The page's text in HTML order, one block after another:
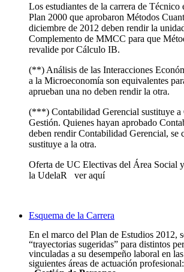
Los estudiantes de la carrera de
Plan 2000 que aprobaron Métodos
diciembre de 2012 deben rendir la
Complemento de MMCC para que
revalide por Cálculo IB.
(**) Análisis de las Interacciones
a la Microeconomía son equivalentes
aprueban una no deben rendir la otra.
(***) Contabilidad Gerencial sustituye a
Gestión. Quienes hayan aprobado
deben rendir Contabilidad Gerencial, se
sustituye a la otra.
Oferta de UC Electivas del Área Social
la UdelaR ver aquí
Esquema de la Carrera
En el marco del Plan de Estudios 2012,
“trayectorias sugeridas” para distintos
vinculadas a su desempeño laboral en las
siguientes áreas de actuación profesional: